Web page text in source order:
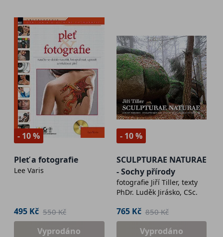
- 10 %
Pleť a fotografie
Lee Varis
495 Kč 550 Kč
Vyprodáno
- 10 %
SCULPTURAE NATURAE
- Sochy přírody
fotografie Jiří Tiller, texty
PhDr. Luděk Jirásko, CSc.
765 Kč 850 Kč
Vyprodáno